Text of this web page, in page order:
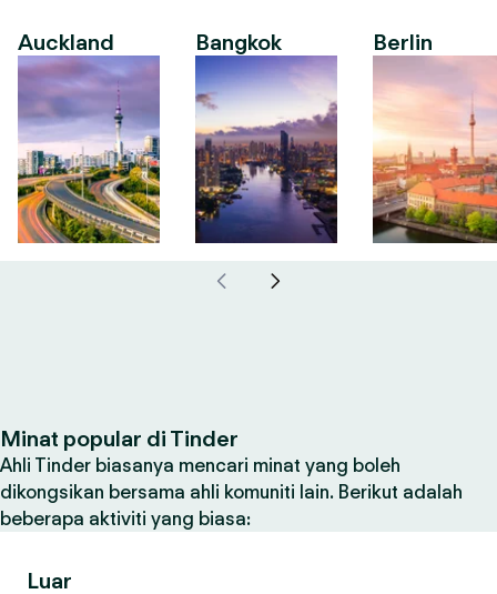
Auckland Bangkok Berlin
Minat popular di Tinder
Ahli Tinder biasanya mencari minat yang boleh
dikongsikan bersama ahli komuniti lain. Berikut adalah
beberapa aktiviti yang biasa:
Luar